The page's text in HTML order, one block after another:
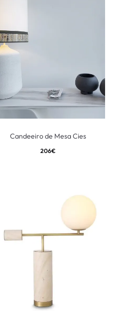
Candeeiro de Mesa Cies
206€